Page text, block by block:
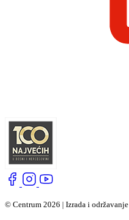
© Centrum 2026 | Izrada i održavanje